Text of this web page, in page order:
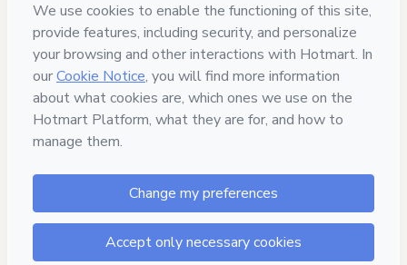
Your information is 100% secure
Safe purchase
Secure and authenticated environment
Approved content